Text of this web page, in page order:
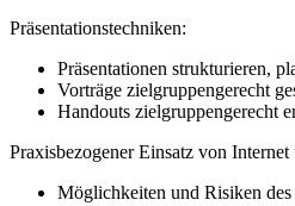
Präsentationstechniken:
Präsentationen strukturieren,
Vorträge zielgruppengerecht
Handouts zielgruppengerecht
Praxisbezogener Einsatz von Internet
Möglichkeiten und Risiken des